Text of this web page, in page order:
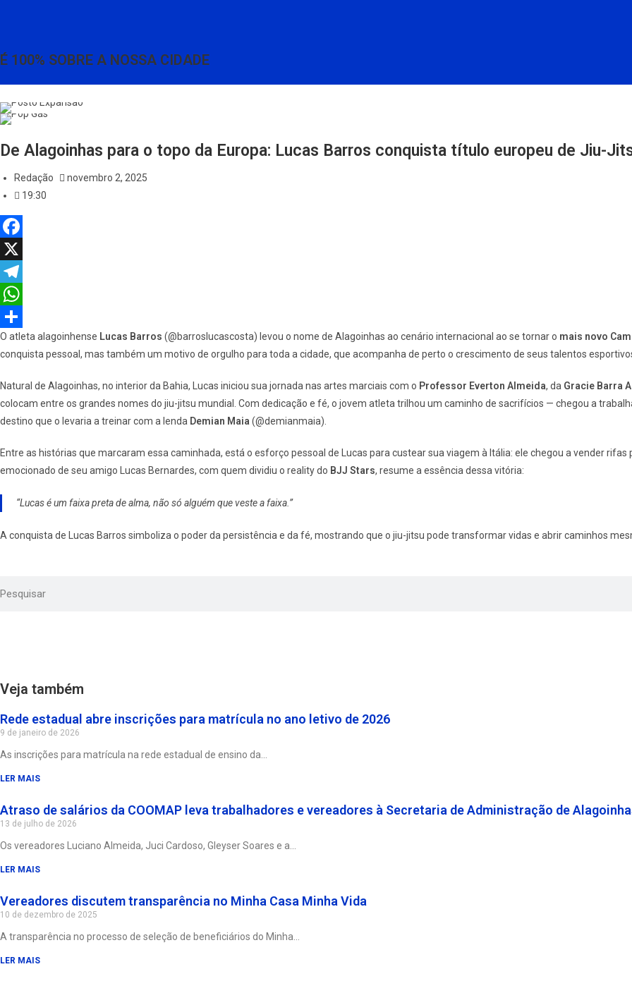
É 100% SOBRE A NOSSA CIDADE
De Alagoinhas para o topo da Europa: Lucas Barros conquista título europeu de Jiu-
Redação
novembro 2, 2025
19:30
a
c
e
b
o
k
X
T
e
l
g
r
m
W
h
t
s
p
p
S
a
r
O atleta alagoinhense Lucas Barros (@barroslucascosta) levou o nome de Alagoinhas ao cenário internacional ao se tornar o mais novo
conquista pessoal, mas também um motivo de orgulho para toda a cidade, que acompanha de perto o crescimento de seus talentos
Natural de Alagoinhas, no interior da Bahia, Lucas iniciou sua jornada nas artes marciais com o Professor Everton Almeida, da Gracie Barra
colocam entre os grandes nomes do jiu-jitsu mundial. Com dedicação e fé, o jovem atleta trilhou um caminho de sacrifícios — chegou a
destino que o levaria a treinar com a lenda Demian Maia (@demianmaia).
Entre as histórias que marcaram essa caminhada, está o esforço pessoal de Lucas para custear sua viagem à Itália: ele chegou a vender
emocionado de seu amigo Lucas Bernardes, com quem dividiu o reality do BJJ Stars, resume a essência dessa vitória:
“Lucas é um faixa preta de alma, não só alguém que veste a faixa.”
A conquista de Lucas Barros simboliza o poder da persistência e da fé, mostrando que o jiu-jitsu pode transformar vidas e abrir caminhos
Veja também
Rede estadual abre inscrições para matrícula no ano letivo de 2026
9 de janeiro de 2026
As inscrições para matrícula na rede estadual de ensino da
LER MAIS
Atraso de salários da COOMAP leva trabalhadores e vereadores à Secretaria de Administração de
13 de julho de 2026
Os vereadores Luciano Almeida, Juci Cardoso, Gleyser Soares e a
LER MAIS
Vereadores discutem transparência no Minha Casa Minha Vida
10 de dezembro de 2025
A transparência no processo de seleção de beneficiários do Minha
LER MAIS